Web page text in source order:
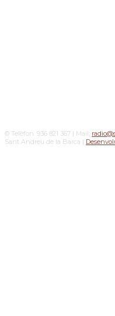
© Telèfon: 936 821 367 | Mail:
Sant Andreu de la Barca |